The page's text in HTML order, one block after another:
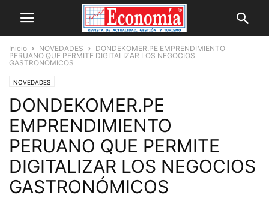
Inicio NOVEDADES
DONDEKOMER.PE EMPRENDIMIENTO
PERUANO QUE PERMITE DIGITALIZAR LOS NEGOCIOS
GASTRONÓMICOS
NOVEDADES
DONDEKOMER.PE
EMPRENDIMIENTO
PERUANO QUE PERMITE
DIGITALIZAR LOS NEGOCIOS
GASTRONÓMICOS